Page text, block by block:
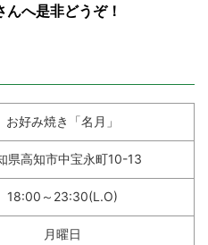
へ是非どうぞ！
お好み焼き「名月」
県高知市中宝永町10-13
18:00～23:30(L.O)
月曜日